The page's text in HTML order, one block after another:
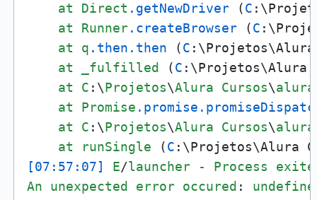
at
Direct .getNewDriver (C
at
Runner.createBrowser (C
at
q .then .then (C
at
_fulfilled (C :\Projetos\Alura
at
C :\Projetos\Alura Cursos\
at
Promise .promise
at
C :\Projetos\Alura Cursos\
at
runSingle (C :\Projetos\Alura
[07:57:07]
E/launcher - Process
An
unexpected error occured :